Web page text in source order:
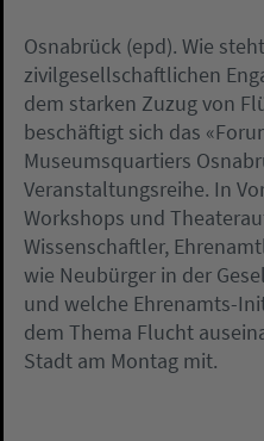
Osnabrück (epd). Wie
zivilgesellschaftlichen
dem starken Zuzug von
beschäftigt sich das
Museumsquartiers
Veranstaltungsreihe. In
Workshops und
Wissenschaftler,
wie Neubürger in der
und welche Ehrenamts-
dem Thema Flucht
Stadt am Montag mit.